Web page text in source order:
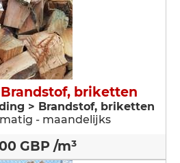
briketten
> Brandstof, briketten
- maandelijks
GBP /m³